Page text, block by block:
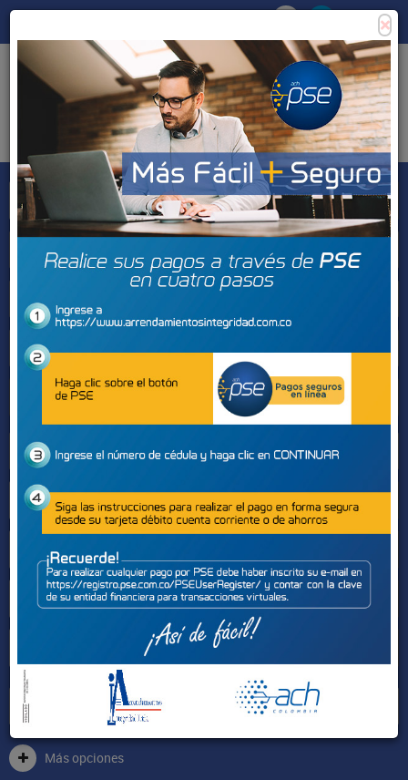
Tipo de inmueble
Municipios
Barrios
BUSCAR
Sectores
Más opciones
×